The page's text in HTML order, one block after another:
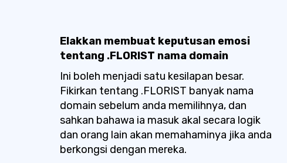
Elakkan membuat keputusan emosi
tentang .FLORIST nama domain
Ini boleh menjadi satu kesilapan besar.
Fikirkan tentang .FLORIST banyak nama
domain sebelum anda memilihnya, dan
sahkan bahawa ia masuk akal secara logik
dan orang lain akan memahaminya jika anda
berkongsi dengan mereka.